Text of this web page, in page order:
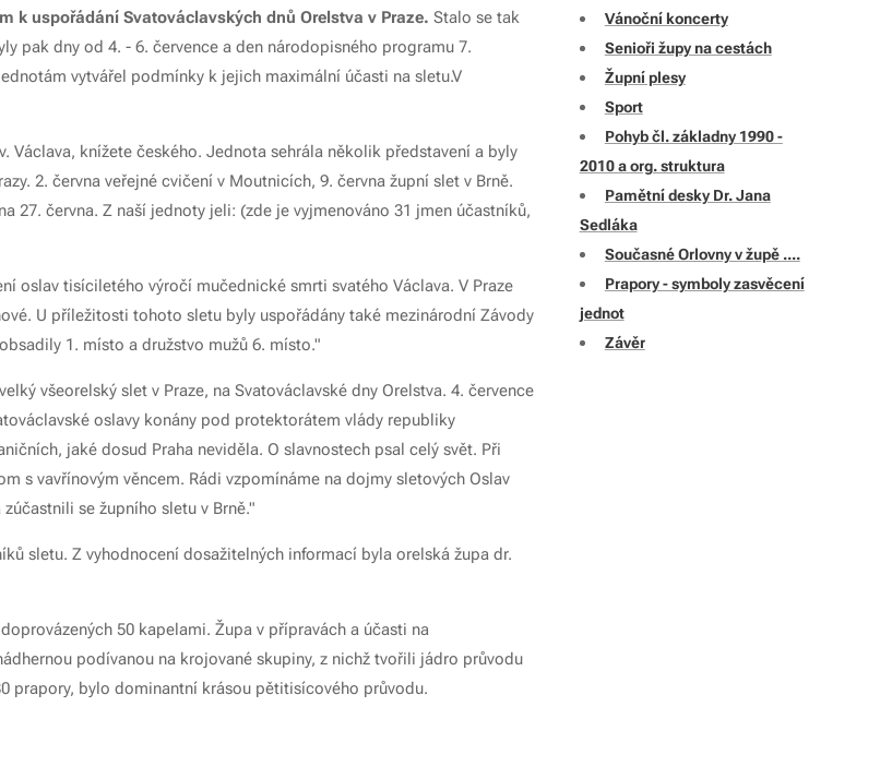
k uspořádání Svatováclavských dnů Orelstva v Praze. Stalo se tak
pak dny od 4. - 6. července a den národopisného programu 7.
vytvářel podmínky k jejich maximální účasti na sletu.V
Václava, knížete českého. Jednota sehrála několik představení a byly
2. června veřejné cvičení v Moutnicích, 9. června župní slet v Brně.
27. června. Z naší jednoty jeli: (zde je vyjmenováno 31 jmen účastníků,
oslav tisíciletého výročí mučednické smrti svatého Václava. V Praze
U příležitosti tohoto sletu byly uspořádány také mezinárodní Závody
1. místo a družstvo mužů 6. místo."
všeorelský slet v Praze, na Svatováclavské dny Orelstva. 4. července
oslavy konány pod protektorátem vlády republiky
jaké dosud Praha neviděla. O slavnostech psal celý svět. Při
s vavřínovým věncem. Rádi vzpomínáme na dojmy sletových Oslav
se župního sletu v Brně."
sletu. Z vyhodnocení dosažitelných informací byla orelská župa dr.
50 kapelami. Župa v přípravách a účasti na
podívanou na krojované skupiny, z nichž tvořili jádro průvodu
prapory, bylo dominantní krásou pětitisícového průvodu.
Vánoční koncerty
Senioři župy na cestách
Župní plesy
Sport
Pohyb čl. základny 1990 -
2010 a org. struktura
Pamětní desky Dr. Jana
Sedláka
Současné Orlovny v župě ....
Prapory - symboly zasvěcení
jednot
Závěr